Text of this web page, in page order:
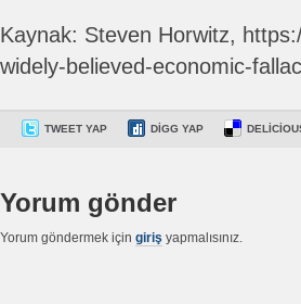
Kaynak: Steven Horwitz,
widely-believed-economic-
TWEET YAP DIGG YAP
Yorum gönder
Yorum göndermek için giriş yapmalısınız.